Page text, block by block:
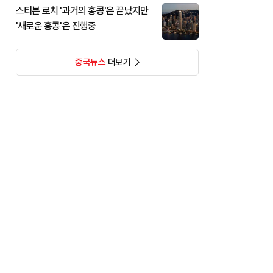
스티븐 로치 '과거의 홍콩'은 끝났지만
'새로운 홍콩'은 진행중
중국뉴스더보기